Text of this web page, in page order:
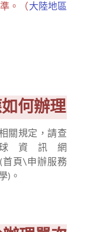
。（大陸地區
何辦理
關規定，請查
資訊網
(首頁\申辦服務
)。